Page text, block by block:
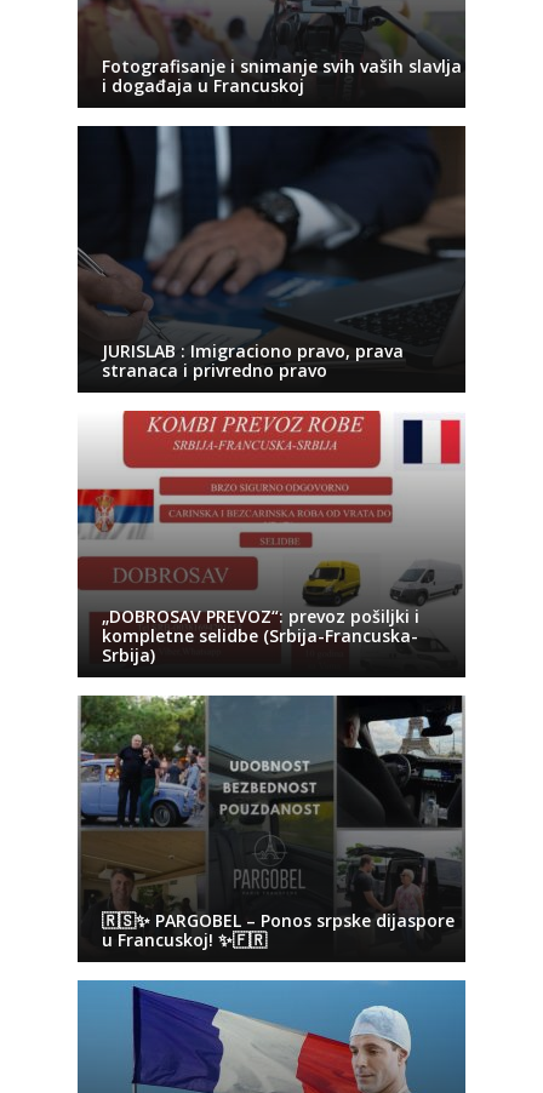
Fotografisanje i snimanje svih vaših slavlja
i događaja u Francuskoj
JURISLAB : Imigraciono pravo, prava
stranaca i privredno pravo
„DOBROSAV PREVOZ“: prevoz pošiljki i
kompletne selidbe (Srbija-Francuska-
Srbija)
🇷🇸✨ PARGOBEL – Ponos srpske dijaspore
u Francuskoj! ✨🇫🇷